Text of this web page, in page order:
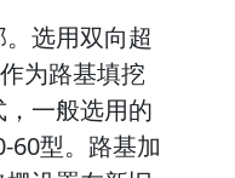
选用双向超
为路基填挖
一般选用的
60型。路基加